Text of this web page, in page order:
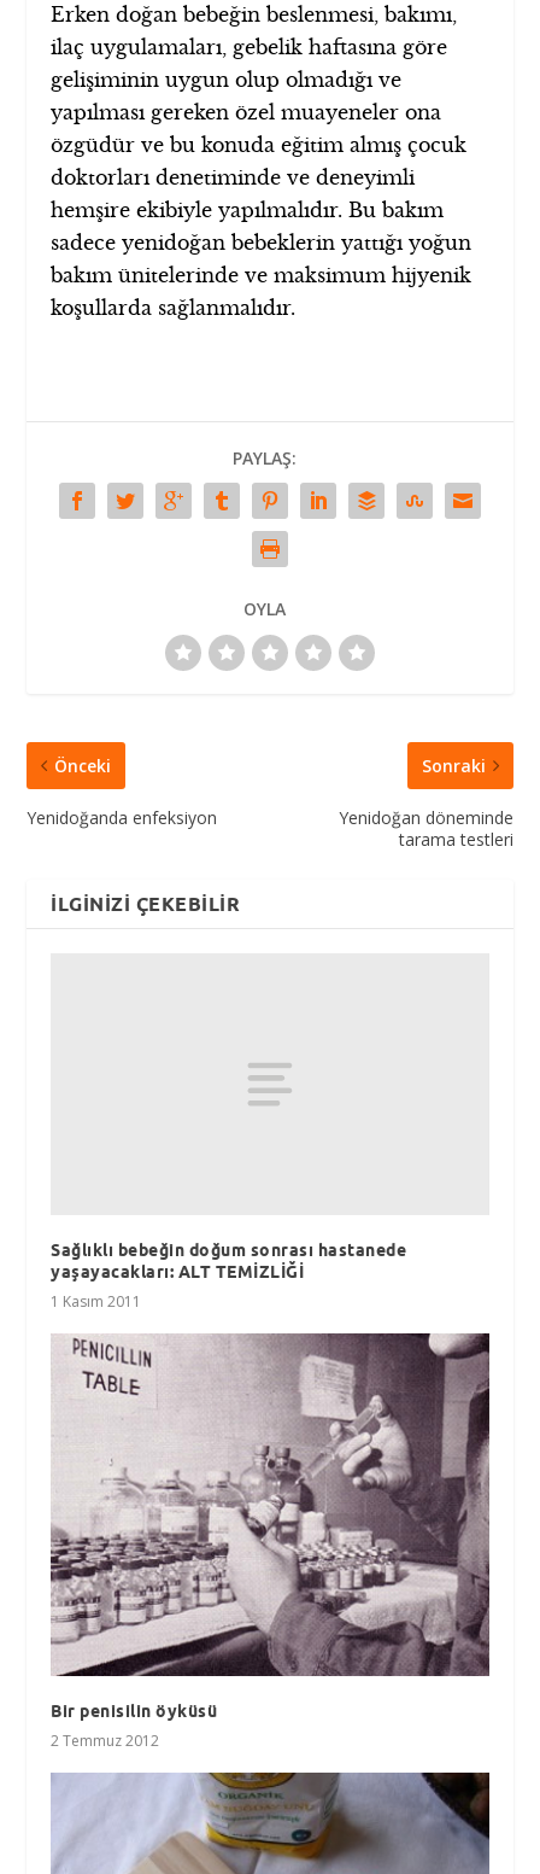
Erken doğan bebeğin beslenmesi, bakımı,
ilaç uygulamaları, gebelik haftasına göre
gelişiminin uygun olup olmadığı ve
yapılması gereken özel muayeneler ona
özgüdür ve bu konuda eğitim almış çocuk
doktorları denetiminde ve deneyimli
hemşire ekibiyle yapılmalıdır. Bu bakım
sadece yenidoğan bebeklerin yattığı yoğun
bakım ünitelerinde ve maksimum hijyenik
koşullarda sağlanmalıdır.
PAYLAŞ:
OYLA
Önceki
Yenidoğanda enfeksiyon
Sonraki
Yenidoğan döneminde
tarama testleri
İLGINIZI ÇEKEBILIR
Sağlıklı bebeğin doğum sonrası hastanede
yaşayacakları: ALT TEMİZLİĞİ
1 Kasım 2011
Bir penisilin öyküsü
2 Temmuz 2012